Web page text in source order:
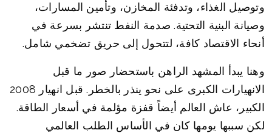
وتوصيل الغذاء، وتدفئة المخازن، وتأمين المسارات،
وصيانة البنية التحتية. صدمة النفط تنتشر بسرعة في
أنحاء الاقتصاد كافة، لتتحول إلى حريق تضخمي شامل.
وهنا يبدأ المشهد الراهن باستحضار صور ما قبل
الانهيارات الكبرى على نحو ينذر بالخطر. قبل انهيار 2008
الكبير، عاش العالم أيضاً قفزة مؤلمة في أسعار الطاقة.
لكن سببها يومها كان في الأساس الطلب العالمي